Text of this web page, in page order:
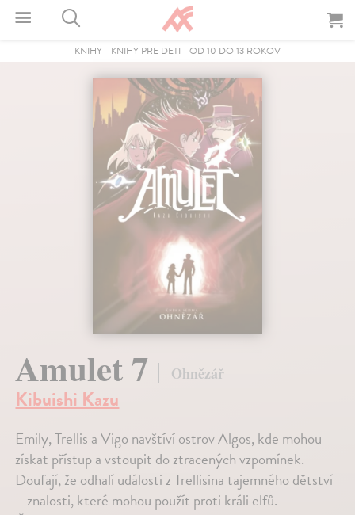
KNIHY - KNIHY PRE DETI - OD 10 DO 13 ROKOV
Amulet 7 Ohnězář
Kibuishi Kazu
Emily, Trellis a Vigo navštíví ostrov Algos, kde mohou
získat přístup a vstoupit do ztracených vzpomínek.
Doufají, že odhalí události z Trellisina tajemného dětství
– znalosti, které mohou použít proti králi elfů.